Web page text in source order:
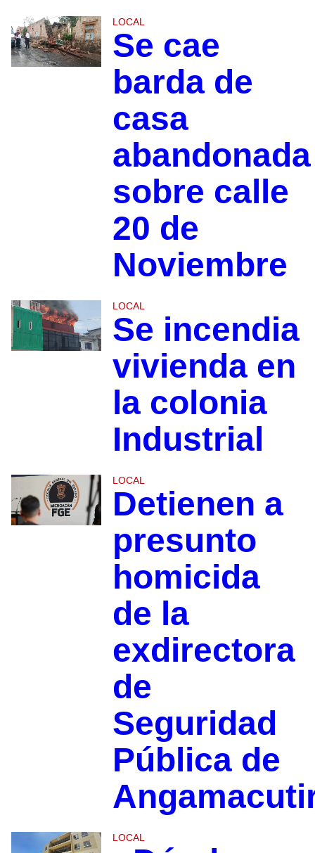
LOCAL
Se cae
barda de
casa
abandonada
sobre calle
20 de
Noviembre
LOCAL
Se incendia
vivienda en
la colonia
Industrial
LOCAL
Detienen a
presunto
homicida
de la
exdirectora
de
Seguridad
Pública de
LOCAL